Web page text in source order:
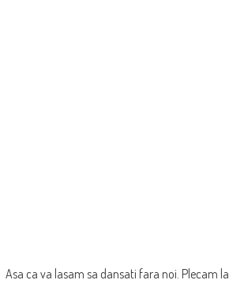
Asa ca va lasam sa dansati fara noi. Plecam la